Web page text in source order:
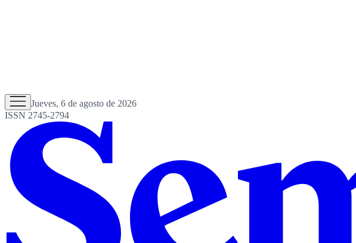
Jueves, 6 de agosto de 2026
ISSN 2745-2794